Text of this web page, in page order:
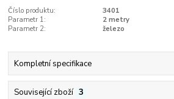
Číslo produktu:
3401
Parametr 1:
2 metry
Parametr 2:
železo
Kompletní specifikace
Související zboží 3